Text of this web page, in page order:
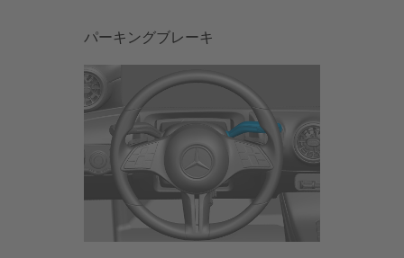
パーキングブレーキ